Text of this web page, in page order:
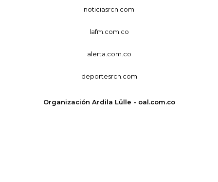
noticiasrcn.com
lafm.com.co
alerta.com.co
deportesrcn.com
Organización Ardila Lülle - oal.com.co